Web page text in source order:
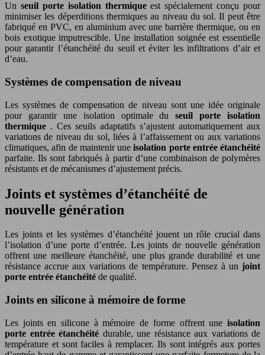
Un seuil porte isolation thermiqueest spécialement conçu pour
minimiser les déperditions thermiques au niveau du sol. Il peut être
fabriqué en PVC, en aluminium avec une barrière thermique, ou en
bois exotique imputrescible. Une installation soignée est essentielle
pour garantir l’étanchéité du seuil et éviter les infiltrations d’air et
d’eau.
Systèmes de compensation de niveau
Les systèmes de compensation de niveau sont une idée originale
pour garantir une isolation optimale duseuil porte isolation
thermique . Ces seuils adaptatifs s’ajustent automatiquement aux
variations de niveau du sol, liées à l’affaissement ou aux variations
climatiques, afin de maintenir uneisolation porte entrée étanchéité
parfaite. Ils sont fabriqués à partir d’une combinaison de polymères
résistants et de mécanismes d’ajustement précis.
Joints et systèmes d’étanchéité de
nouvelle génération
Les joints et les systèmes d’étanchéité jouent un rôle crucial dans
l’isolation d’une porte d’entrée. Les joints de nouvelle génération
offrent une meilleure étanchéité, une plus grande durabilité et une
résistance accrue aux variations de température. Pensez à un joint
porte entrée étanchéité de qualité.
Joints en silicone à mémoire de forme
Les joints en silicone à mémoire de forme offrent une isolation
porte entrée étanchéité durable, une résistance aux variations de
température et sont faciles à remplacer. Ils sont intégrés aux portes